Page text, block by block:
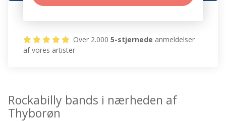
Over 2.0005-stjernede anmeldelser
af vores artister
Rockabilly bands i nærheden af
Thyborøn